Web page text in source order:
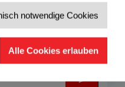
notwendige Cookies
Alle Cookies erlauben
erhalten. Die Abmeldung ist
>